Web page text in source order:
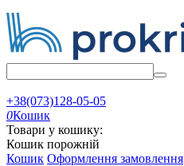
+38(073)128-05-05
0Кошик
Товари у кошику:
Кошик порожній
Кошик Оформлення замовлення